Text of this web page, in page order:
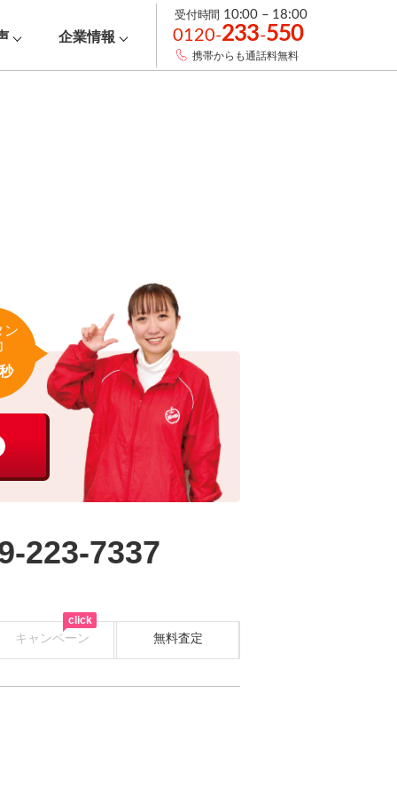
企業情報
受付時間 10:00 – 18:00
0120-233-550
携帯からも通話料無料
ン
秒
223-7337
キャンペーン 無料査定
click